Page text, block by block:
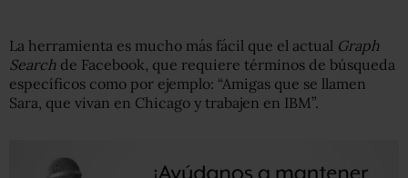
La herramienta es mucho más fácil que el actual Graph
Search de Facebook, que requiere términos de búsqueda
específicos como por ejemplo: “Amigas que se llamen
Sara, que vivan en Chicago y trabajen en IBM”.